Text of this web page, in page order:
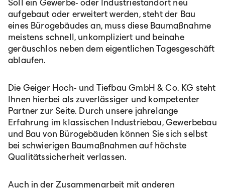
Soll ein Gewerbe- oder Industriestandort neu
aufgebaut oder erweitert werden, steht der Bau
eines Bürogebäudes an, muss diese Baumaßnahme
meistens schnell, unkompliziert und beinahe
geräuschlos neben dem eigentlichen Tagesgeschäft
ablaufen.
Die Geiger Hoch- und Tiefbau GmbH & Co. KG steht
Ihnen hierbei als zuverlässiger und kompetenter
Partner zur Seite. Durch unsere jahrelange
Erfahrung im klassischen Industriebau, Gewerbebau
und Bau von Bürogebäuden können Sie sich selbst
bei schwierigen Baumaßnahmen auf höchste
Qualitätssicherheit verlassen.
Auch in der Zusammenarbeit mit anderen
Deutsch
Italia
România
Lb. română